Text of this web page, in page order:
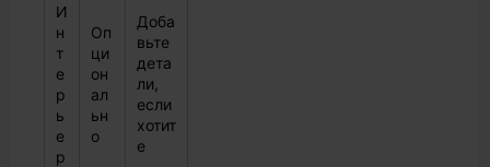
И
н
т
е
р
ь
е
р
Оп
ци
он
ал
ьн
о
Доба
вьте
дета
ли,
если
хотит
е